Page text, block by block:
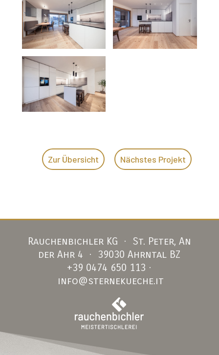
Zur Übersicht Nächstes Projekt
Rauchenbichler KG · St. Peter, An
der Ahr 4 · 39030 Ahrntal BZ
+39 0474 650 113 ·
info@sternekueche.it